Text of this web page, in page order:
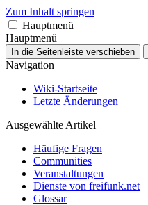
Zum Inhalt springen
Hauptmenü
Hauptmenü
In die Seitenleiste verschieben
Navigation
Wiki-Startseite
Letzte Änderungen
Ausgewählte Artikel
Häufige Fragen
Communities
Veranstaltungen
Dienste von freifunk.net
Glossar